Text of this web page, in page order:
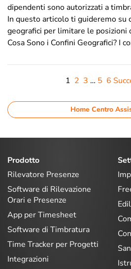
dipendenti sono autorizzati a
In questo articolo ti guideremo su
geografici per limitare le posizioni
Cosa Sono i Confini Geografici? I
1 2 3 … 5 6
Home Centro
Prodotto
Rilevatore Presenze
Software di Rilevazione
Orari e Presenze
App per Timesheet
Software di Timbratura
Time Tracker per Progetti
Integrazioni